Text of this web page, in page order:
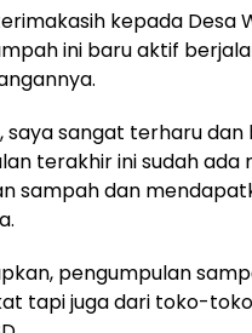
kepada Desa
ini baru aktif
saya sangat terharu
terakhir ini sudah
sampah dan
pengumpulan
tapi juga dari toko-